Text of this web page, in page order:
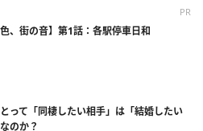
PR
色、街の音】第1話：各駅停車日和
って「同棲したい相手」は「結婚したい
のか？